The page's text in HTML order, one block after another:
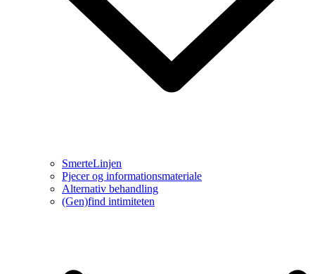
SmerteLinjen
Pjecer og informationsmateriale
Alternativ behandling
(Gen)find intimiteten